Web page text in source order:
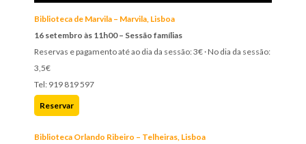
Biblioteca de Marvila – Marvila, Lisboa
16 setembro às 11h00 – Sessão famílias
Reservas e pagamento até ao dia da sessão: 3€ · No dia da sessão:
3,5€
Tel: 919 819 597
Reservar
Biblioteca Orlando Ribeiro – Telheiras, Lisboa